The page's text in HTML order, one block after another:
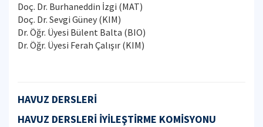
Doç. Dr. Burhaneddin İzgi (MAT)
Doç. Dr. Sevgi Güney (KIM)
Dr. Öğr. Üyesi Bülent Balta (BIO)
Dr. Öğr. Üyesi Ferah Çalışır (KIM)
HAVUZ DERSLERİ
HAVUZ DERSLERİ İYİLEŞTİRME KOMİSYONU